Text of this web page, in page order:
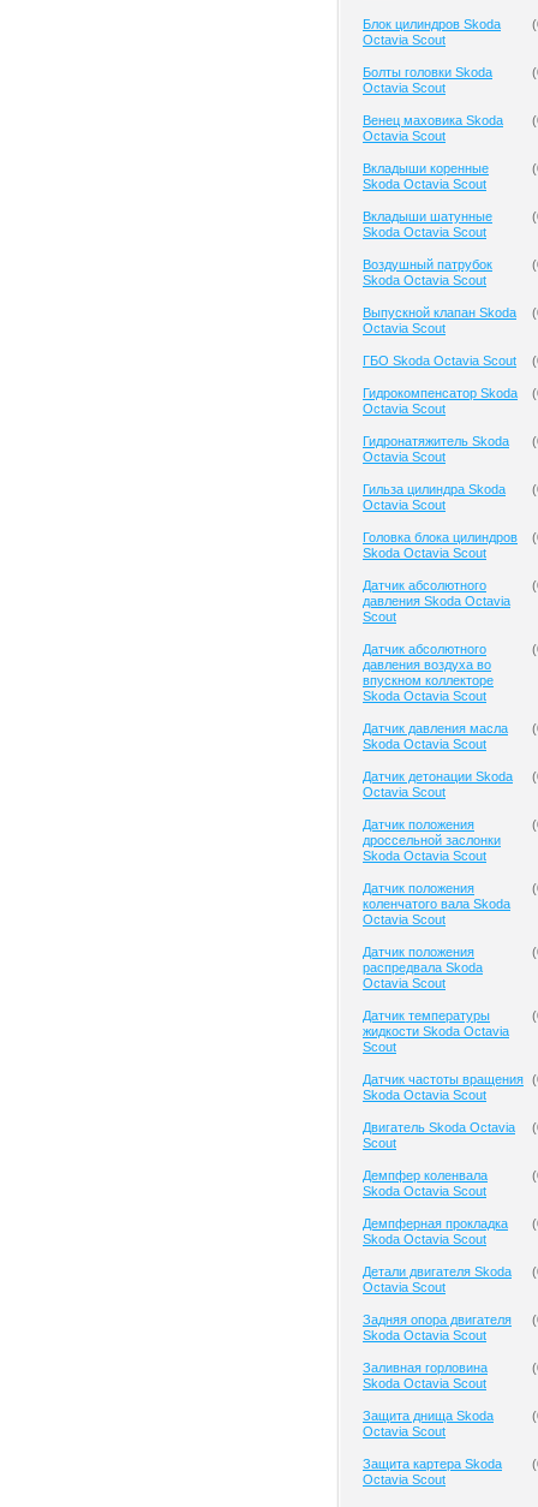
Блок цилиндров Skoda
Octavia Scout
(
Болты головки Skoda
Octavia Scout
(
Венец маховика Skoda
Octavia Scout
(
Вкладыши коренные
Skoda Octavia Scout
(
Вкладыши шатунные
Skoda Octavia Scout
(
Воздушный патрубок
Skoda Octavia Scout
(
Выпускной клапан Skoda
Octavia Scout
(
ГБО Skoda Octavia Scout (
Гидрокомпенсатор Skoda
Octavia Scout
(
Гидронатяжитель Skoda
Octavia Scout
(
Гильза цилиндра Skoda
Octavia Scout
(
Головка блока цилиндров
Skoda Octavia Scout
(
Датчик абсолютного
давления Skoda Octavia
Scout
(
Датчик абсолютного
давления воздуха во
впускном коллекторе
Skoda Octavia Scout
(
Датчик давления масла
Skoda Octavia Scout
(
Датчик детонации Skoda
Octavia Scout
(
Датчик положения
дроссельной заслонки
Skoda Octavia Scout
(
Датчик положения
коленчатого вала Skoda
Octavia Scout
(
Датчик положения
распредвала Skoda
Octavia Scout
(
Датчик температуры
жидкости Skoda Octavia
Scout
(
Датчик частоты вращения
Skoda Octavia Scout
(
Двигатель Skoda Octavia
Scout
(
Демпфер коленвала
Skoda Octavia Scout
(
Демпферная прокладка
Skoda Octavia Scout
(
Детали двигателя Skoda
Octavia Scout
(
Задняя опора двигателя
Skoda Octavia Scout
(
Заливная горловина
Skoda Octavia Scout
(
Защита днища Skoda
Octavia Scout
(
Защита картера Skoda
Octavia Scout
(